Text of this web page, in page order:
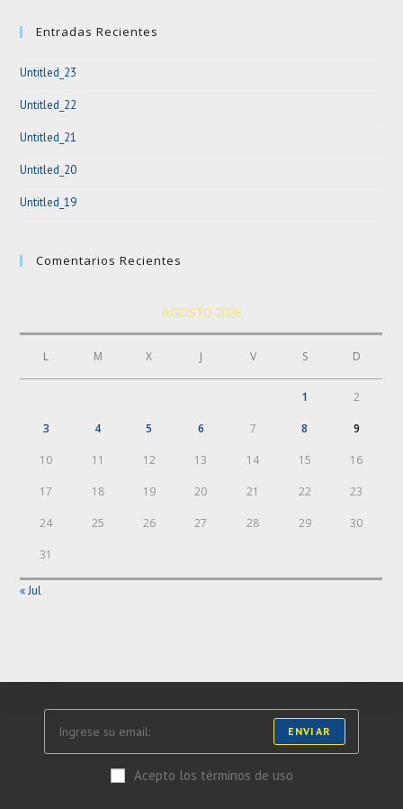
Entradas Recientes
Untitled_23
Untitled_22
Untitled_21
Untitled_20
Untitled_19
Comentarios Recientes
AGOSTO 2026
L M X J V S D
1 2
3 4 5 6 7 8 9
10 11 12 13 14 15 16
17 18 19 20 21 22 23
24 25 26 27 28 29 30
31
« Jul
ENVIAR
Acepto los términos de uso